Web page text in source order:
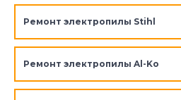
Ремонт электропилы Stihl
Ремонт электропилы Al-Ko